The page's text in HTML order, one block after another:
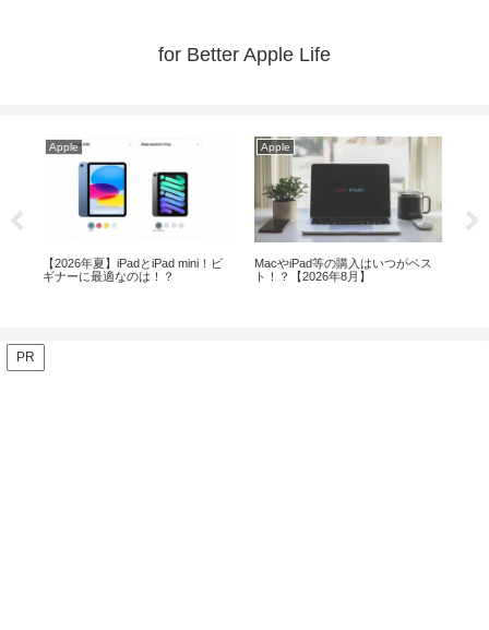
for Better Apple Life
mini！ビ
Apple
MacやiPad等の購入はいつがベス
ト！？【2026年8月】
Apple
今お勧めのM4 Mac mini！お勧め
周辺機器がこれ！
PR